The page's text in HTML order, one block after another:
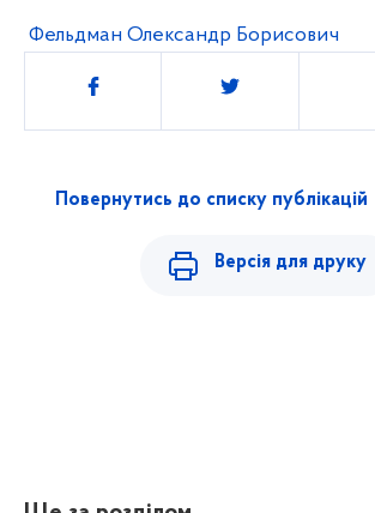
Фельдман Олександр Борисович
Поділитись
Повернутись до списку публікацій
Версія для друку